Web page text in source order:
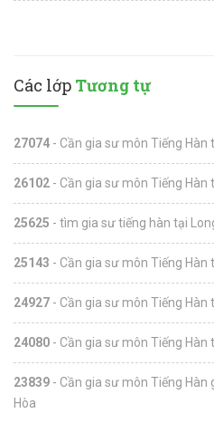
Các lớp Tương tự
27074 - Cần gia sư môn Tiếng Hàn
26102 - Cần gia sư môn Tiếng Hàn
25625 - tìm gia sư tiếng hàn tại
25143 - Cần gia sư môn Tiếng
24927 - Cần gia sư môn Tiếng Hàn
24080 - Cần gia sư môn Tiếng Hàn
23839 - Cần gia sư môn Tiếng Hàn
Hòa